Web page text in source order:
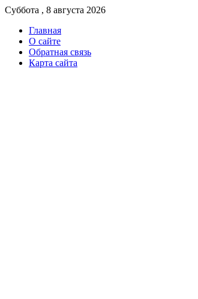
Суббота , 8 августа 2026
Главная
О сайте
Обратная связь
Карта сайта